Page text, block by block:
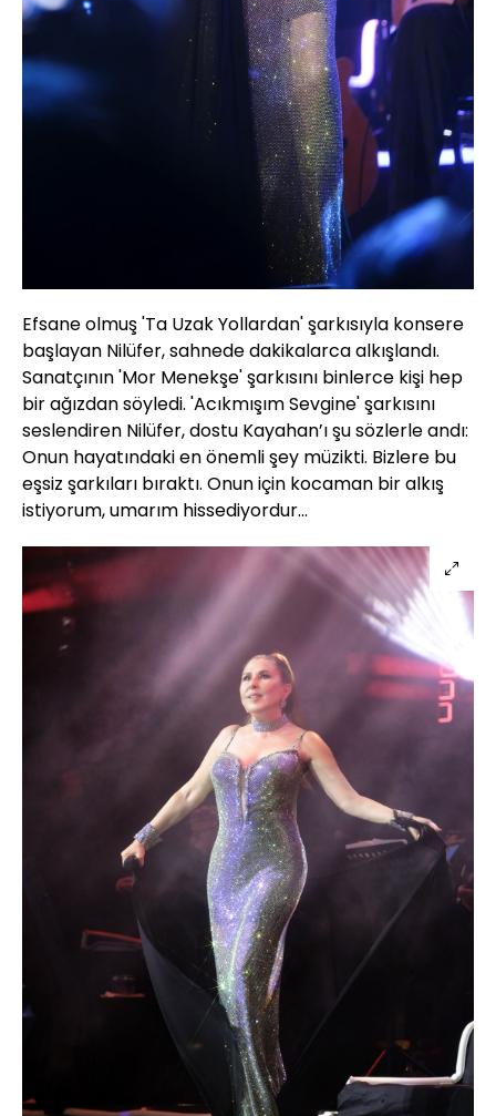
Efsane olmuş 'Ta Uzak Yollardan' şarkısıyla konsere
başlayan Nilüfer, sahnede dakikalarca alkışlandı.
Sanatçının 'Mor Menekşe' şarkısını binlerce kişi hep
bir ağızdan söyledi. 'Acıkmışım Sevgine' şarkısını
seslendiren Nilüfer, dostu Kayahan’ı şu sözlerle andı:
Onun hayatındaki en önemli şey müzikti. Bizlere bu
eşsiz şarkıları bıraktı. Onun için kocaman bir alkış
istiyorum, umarım hissediyordur...